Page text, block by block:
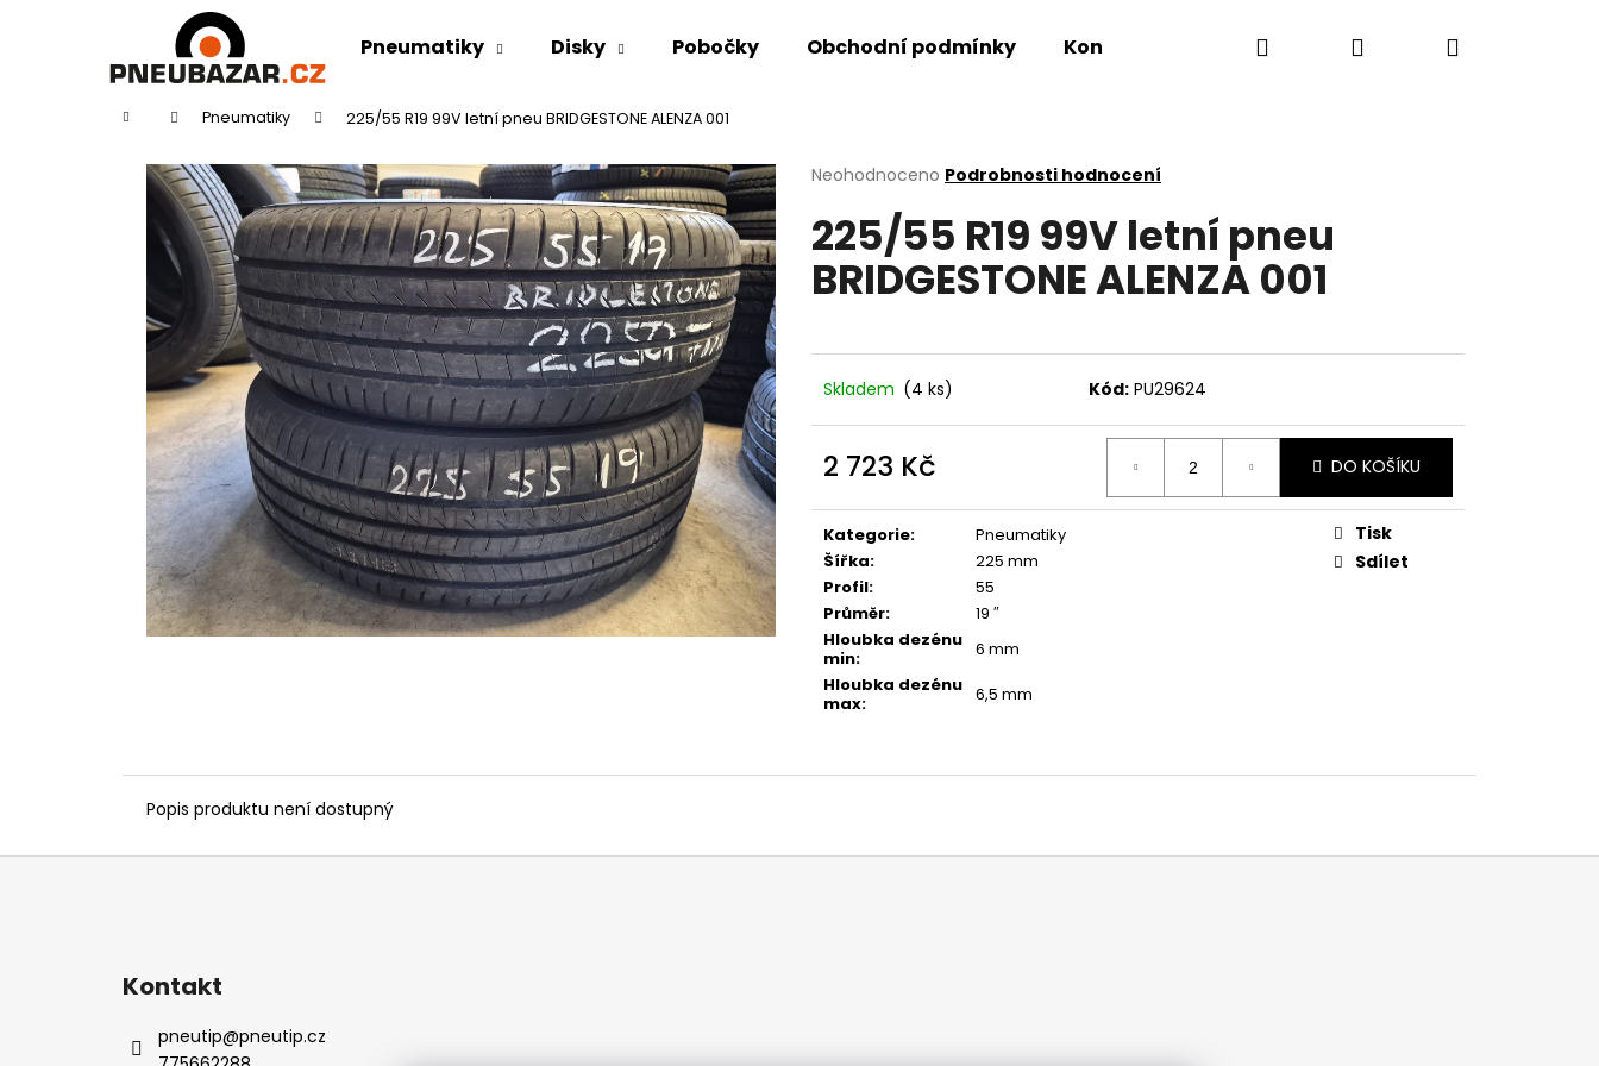
Pneumatiky Disky Pobočky Obchodní podmínky Kontakty Hledat PřihlášeníNákupní
Domů Pneumatiky 225/55 R19 99V letní pneu BRIDGESTONE ALENZA 001
Průměrné
produktu
je
0,0
Neohodnoceno Podrobnosti hodnocení
225/55 R19 99V letní pneu
BRIDGESTONE ALENZA 001
Skladem (4 ks) Kód: PU29624
2 723 Kč
cena:
DO KOŠÍKU
Kategorie:
Pneumatiky
Šířka:
225 mm
Profil:
55
Průměr:
19 ″
Hloubka dezénu
min:
6 mm
Hloubka dezénu
max: 6,5 mm
Tisk
Sdílet
Popis produktu není dostupný
Zpět
Zpět
Co potřebujete najít?
HLEDAT
Doporučujeme
Z
Kontakt
pneutip@pneutip.cz